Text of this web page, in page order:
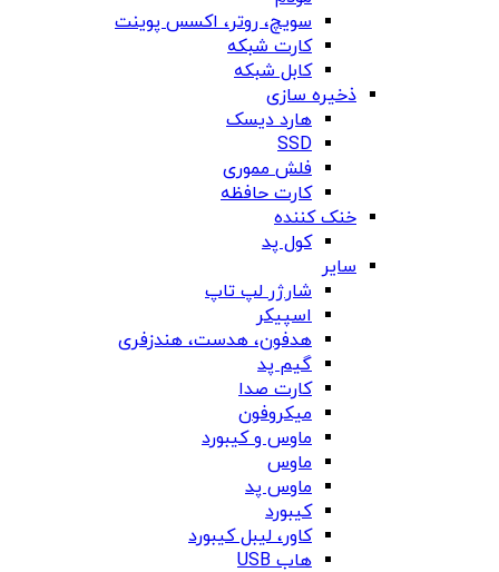
سویچ، روتر، اکسس پوینت
کارت شبکه
کابل شبکه
ذخیره سازی
هارد دیسک
SSD
فلش مموری
کارت حافظه
خنک کننده
کول پد
سایر
شارژر لپ تاپ
اسپیکر
هدفون، هدست، هندزفری
گیم پد
کارت صدا
میکروفون
ماوس و کیبورد
ماوس
ماوس پد
کیبورد
کاور، لیبل کیبورد
هاب USB